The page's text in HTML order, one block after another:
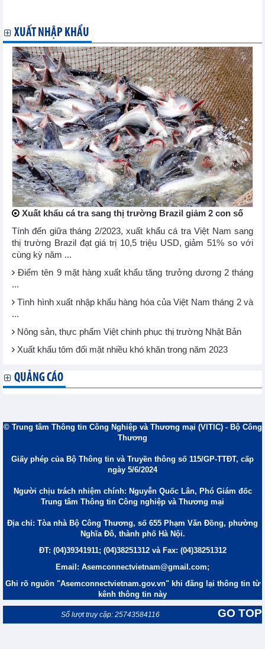
XUẤT NHẬP KHẨU
Xuất khẩu cá tra sang thị trường Brazil giảm 2 con số
Tính đến giữa tháng 2/2023, xuất khẩu cá tra Việt Nam sang
thị trường Brazil đạt giá trị 10,5 triệu USD, giảm 51% so với
cùng kỳ năm ...
Điểm tên 9 mặt hàng xuất khẩu tăng trưởng dương 2 tháng
...
Tình hình xuất nhập khẩu hàng hóa của Việt Nam tháng 2 và
...
Nông sản, thực phẩm Việt chinh phục thị trường Nhật Bản
Xuất khẩu tôm đối mặt nhiều khó khăn trong năm 2023
QUẢNG CÁO
© Trung tâm Thông tin Công Nghiệp và Thương mại (VITIC) - Bộ Công
Thương
Giấy phép của Bộ Thông tin và Truyền thông số 115/GP-TTĐT, cấp
ngày 5/6/2024
Người chịu trách nhiệm chính: Nguyễn Quốc Lân, Phó Giám đốc
Trung tâm Thông tin Công nghiệp và Thương mại
Địa chỉ: Tòa nhà Bộ Công Thương, số 655 Phạm Văn Đồng, phường
Nghĩa Đô, thành phố Hà Nội.
ĐT: (04)39341911; (04)38251312 và Fax: (04)38251312
Email: Asemconnectvietnam@gmail.com;
Ghi rõ nguồn "Asemconnectvietnam.gov.vn" khi đăng lại thông tin từ
kênh thông tin này
GO TOP
Số lượt truy cập: 25743584116